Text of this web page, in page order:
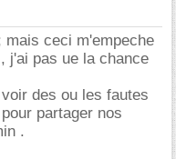
ceci m'empeche
j'ai pas ue la chance
des ou les fautes
partager nos
.